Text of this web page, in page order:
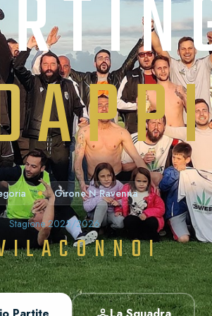
Girone N Ravenna
Stagione 2025/2026